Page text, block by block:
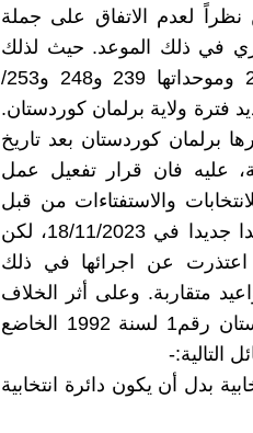
نظراً لعدم الاتفاق على جملة
في ذلك الموعد. حيث لذلك
اصدرت المحكمة الاتحادية قرارها ذي العدد (233 وموحداتها 239 و248 و253/
بعدم دستورية تمديد فترة ولاية برلمان كوردستان.
برلمان كوردستان بعد تاريخ
عليه فان قرار تفعيل عمل
والاستفتاءات من قبل
برلمان كوردستان، اصبح بحكم الملغي. فحدد موعدا جديدا في 18/11/2023، لكن
اعتذرت عن اجرائها في ذلك
متقاربة. وعلى أثر الخلاف
حول عدد من احكام قانون انتخابات برلمان كوردستان رقم1 لسنة 1992 الخاضع
التالية:-
بدل أن يكون دائرة انتخابية